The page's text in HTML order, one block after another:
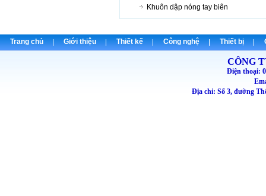
Khuôn dập nóng tay biên
Trang chủ Giới thiệu Thiết kế Công nghệ Thiết bị
CÔNG
Điện thoại:
Địa chỉ: Số 3, đường